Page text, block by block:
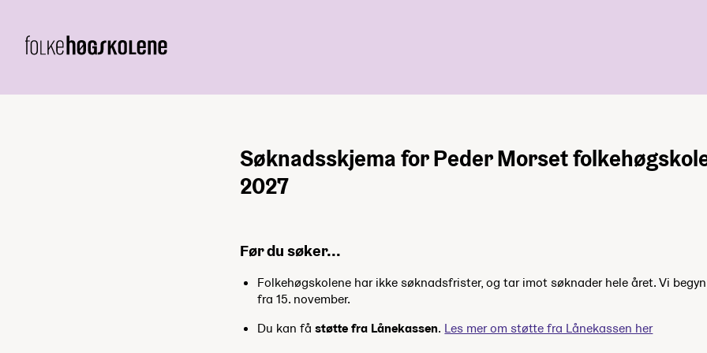
Søknadsskjema for Peder Morset
2027
Før du søker...
Folkehøgskolene har ikke søknadsfrister, og tar imot søknader hele året. Vi
fra 15. november.
Du kan fåstøtte fra Lånekassen. Les mer om støtte fra Lånekassen her